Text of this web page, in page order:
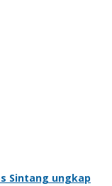
Sintang ungkap